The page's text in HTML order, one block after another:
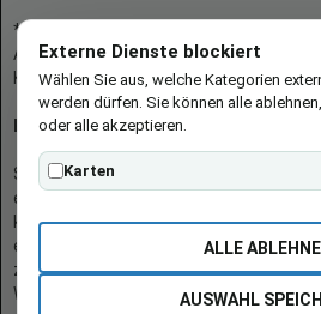
* = Afilliate-Link (=Werbung)
Als Amazon-Partner verdient der
Käufen.
Hinweis zu Preisen und Verfügbarkeiten
Sofern Produktpreise und
entsprechen diese dem angegebenen
können sich auf der verlinkten Seite
eines Produkts gelten die Angaben zu
zum Kaufzeitpunkt [auf der/den
Website(s)] angezeigt werden.
Externe Dienste blockiert
Wählen Sie aus, welche Kategorien
werden dürfen. Sie können alle
oder alle akzeptieren.
Karten
ALLE
AUSWAHL